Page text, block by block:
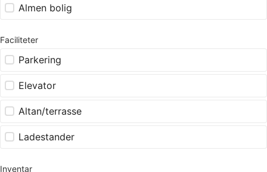
Almen bolig
Faciliteter
Parkering
Elevator
Altan/terrasse
Ladestander
Inventar